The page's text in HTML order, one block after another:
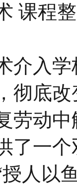
课程
介入
彻底
劳动
了一
人以